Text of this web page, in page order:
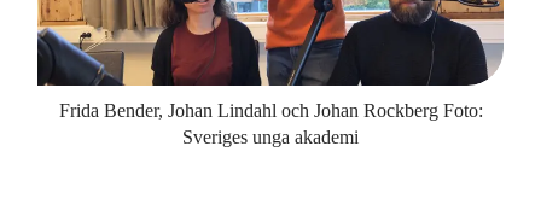
Frida Bender, Johan Lindahl och Johan Rockberg Foto:
Sveriges unga akademi